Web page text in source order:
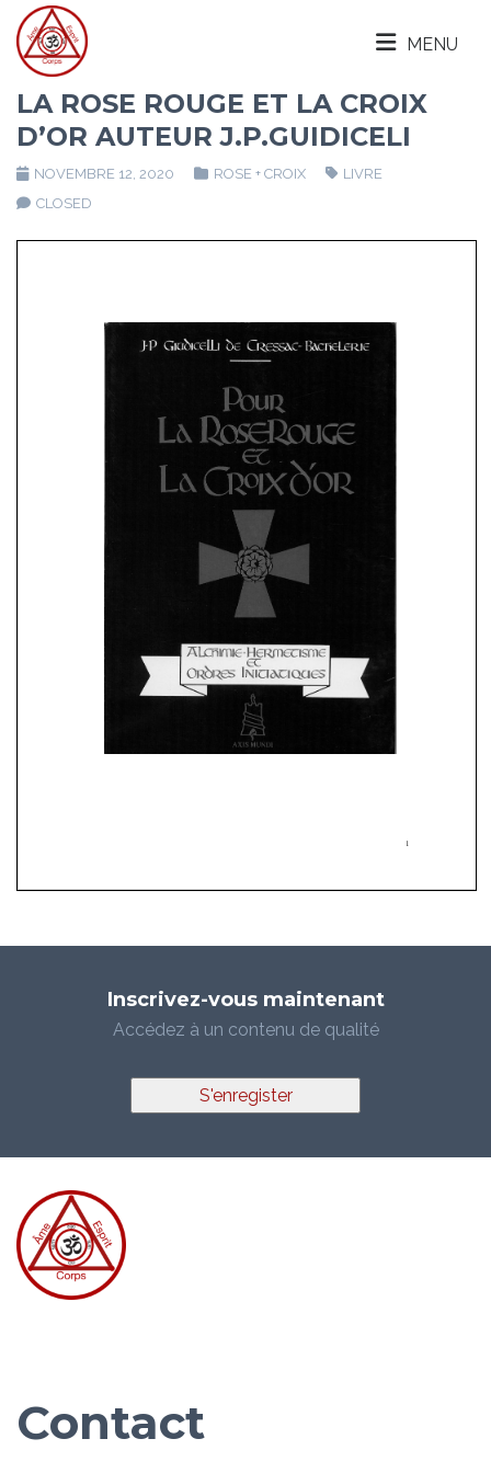
MENU
LA ROSE ROUGE ET LA CROIX
D’OR AUTEUR J.P.GUIDICELI
NOVEMBRE 12, 2020 ROSE + CROIX
LIVRE
CLOSED
Inscrivez-vous maintenant
Accédez à un contenu de qualité
S'enregister
Contact